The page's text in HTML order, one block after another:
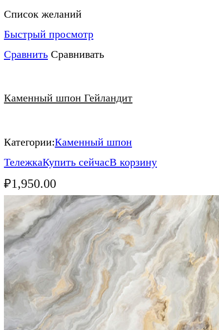
Список желаний
Быстрый просмотр
Сравнить Сравнивать
Каменный шпон Гейландит
Категории:Каменный шпон
ТележкаКупить сейчасВ корзину
₽1,950.00